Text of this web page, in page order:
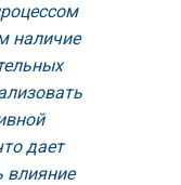
наличие
дает
влияние